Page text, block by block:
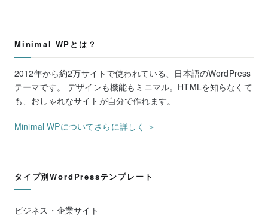
Minimal WPとは？
2012年から約2万サイトで使われている、日本語のWordPress
テーマです。 デザインも機能もミニマル。HTMLを知らなくて
も、おしゃれなサイトが自分で作れます。
Minimal WPについてさらに詳しく ＞
タイプ別WordPressテンプレート
ビジネス・企業サイト